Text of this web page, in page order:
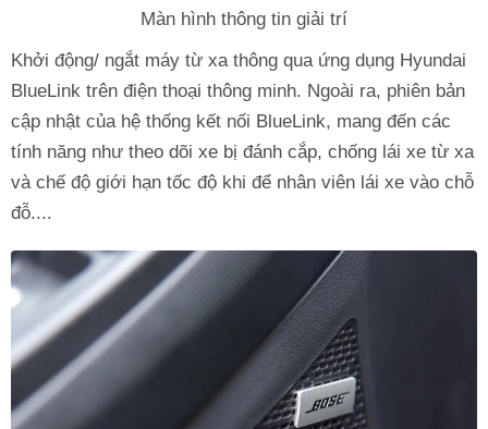
Màn hình thông tin giải trí
Khởi động/ ngắt máy từ xa thông qua ứng dụng Hyundai
BlueLink trên điện thoại thông minh. Ngoài ra, phiên bản
cập nhật của hệ thống kết nối BlueLink, mang đến các
tính năng như theo dõi xe bị đánh cắp, chống lái xe từ xa
và chế độ giới hạn tốc độ khi để nhân viên lái xe vào chỗ
đỗ....